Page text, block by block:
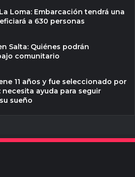
Loma: Embarcación tendrá una
a 630 personas
Salta: Quiénes podrán
comunitario
11 años y fue seleccionado por
ayuda para seguir
sueño